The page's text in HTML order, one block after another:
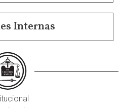
Internas